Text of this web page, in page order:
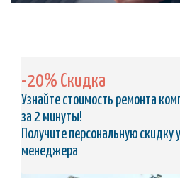
-20% Скидка
Узнайте стоимость ремонта
за 2 минуты!
Получите персональную скидку
менеджера